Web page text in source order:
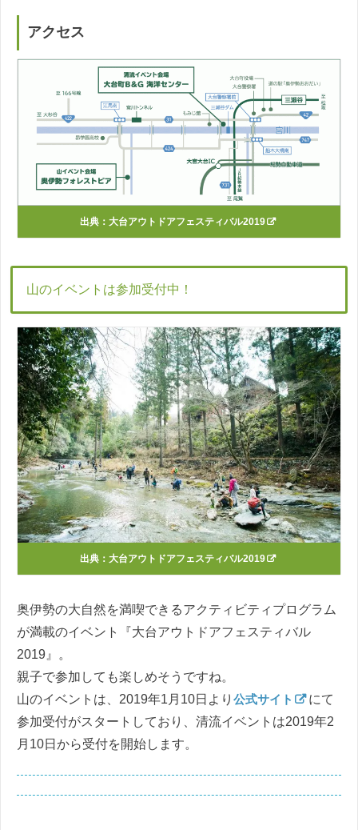
アクセス
出典： 大台アウトドアフェスティバル2019
山のイベントは参加受付中！
出典： 大台アウトドアフェスティバル2019
奥伊勢の大自然を満喫できるアクティビティプログラム
が満載のイベント『大台アウトドアフェスティバル
2019』。
親子で参加しても楽しめそうですね。
山のイベントは、2019年1月10日より 公式サイト
にて
参加受付がスタートしており、清流イベントは2019年2
月10日から受付を開始します。